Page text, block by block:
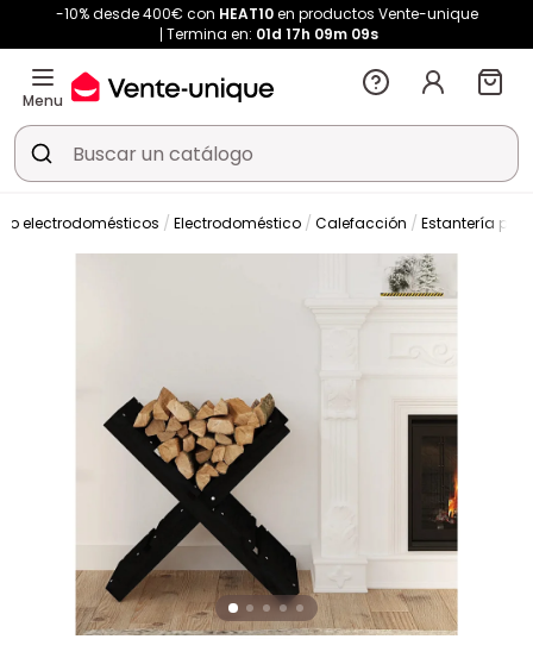
-10% desde 400€ con HEAT10en productos Vente-unique
Termina en: 01d 17h 09m 09s
Menu
electrodomésticos Electrodoméstico Calefacción Estantería